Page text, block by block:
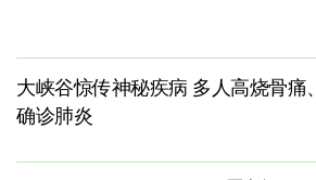
大峡谷惊传神秘疾病 多人高烧骨痛、
确诊肺炎